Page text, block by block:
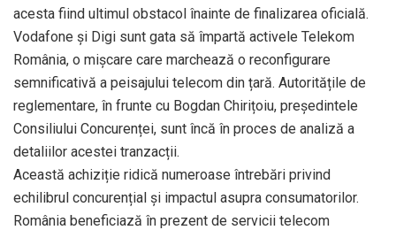
acesta fiind ultimul obstacol înainte de finalizarea oficială.
Vodafone și Digi sunt gata să împartă activele Telekom
România, o mișcare care marchează o reconfigurare
semnificativă a peisajului telecom din țară. Autoritățile de
reglementare, în frunte cu Bogdan Chirițoiu, președintele
Consiliului Concurenței, sunt încă în proces de analiză a
detaliilor acestei tranzacții.
Această achiziție ridică numeroase întrebări privind
echilibrul concurențial și impactul asupra consumatorilor.
România beneficiază în prezent de servicii telecom